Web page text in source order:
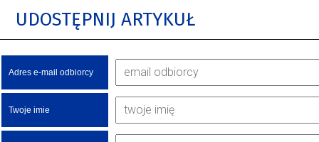
UDOSTĘPNIJ ARTYKUŁ
Adres e-mail odbiorcy
Twoje imie